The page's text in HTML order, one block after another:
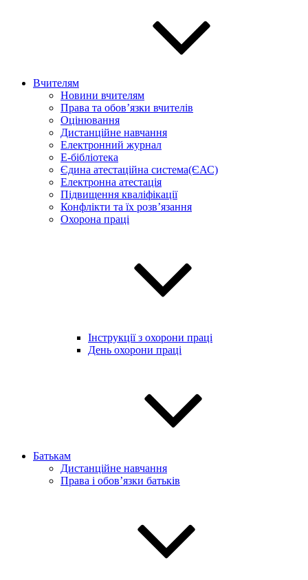
Вчителям
Новини вчителям
Права та обов’язки вчителів
Оцінювання
Дистанційне навчання
Електронний журнал
E-бібліотека
Єдина атестаційна система(ЄАС)
Електронна атестація
Підвищення кваліфікації
Конфлікти та їх розв’язання
Охорона праці
Інструкції з охорони праці
День охорони праці
Батькам
Дистанційне навчання
Права і обов’язки батьків